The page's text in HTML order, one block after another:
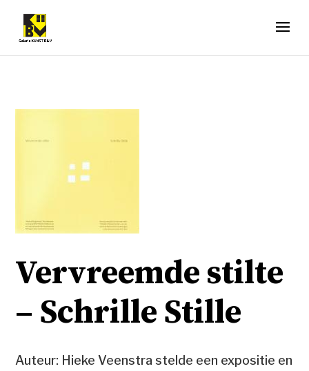
Vervreemde stilte
– Schrille Stille
Auteur: Hieke Veenstra stelde een expositie en